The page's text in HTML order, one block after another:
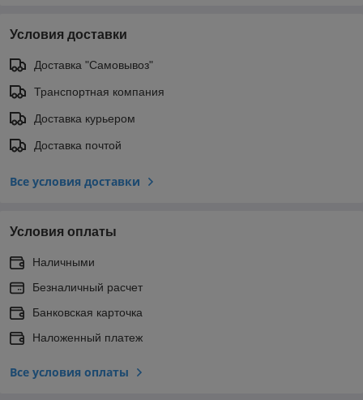
Условия доставки
Доставка "Самовывоз"
Транспортная компания
Доставка курьером
Доставка почтой
Все условия доставки
Условия оплаты
Наличными
Безналичный расчет
Банковская карточка
Наложенный платеж
Все условия оплаты